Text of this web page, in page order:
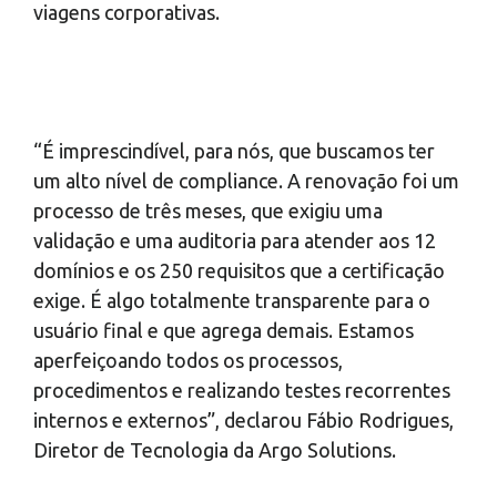
viagens corporativas.
“É imprescindível, para nós, que buscamos ter
um alto nível de compliance. A renovação foi um
processo de três meses, que exigiu uma
validação e uma auditoria para atender aos 12
domínios e os 250 requisitos que a certificação
exige. É algo totalmente transparente para o
usuário final e que agrega demais. Estamos
aperfeiçoando todos os processos,
procedimentos e realizando testes recorrentes
internos e externos”, declarou Fábio Rodrigues,
Diretor de Tecnologia da Argo Solutions.